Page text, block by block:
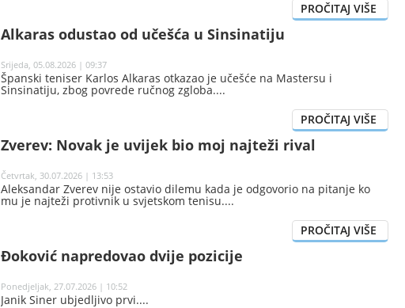
Alkaras odustao od učešća u Sinsinatiju
Srijeda, 05.08.2026 | 09:37
Španski teniser Karlos Alkaras otkazao je učešće na Mastersu i
Sinsinatiju, zbog povrede ručnog zgloba.
Zverev: Novak je uvijek bio moj najteži rival
Četvrtak, 30.07.2026 | 13:53
Aleksandar Zverev nije ostavio dilemu kada je odgovorio na pitanje ko
mu je najteži protivnik u svjetskom tenisu.
Đoković napredovao dvije pozicije
Ponedjeljak, 27.07.2026 | 10:52
Janik Siner ubjedljivo prvi.